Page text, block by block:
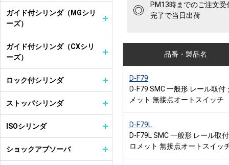
◎
PM13時までのご注文受
完了で当日出荷
品番・製品名
D-F79
D-F79 SMC 一般形 レール取付
メット 無接点オートスイッチ
D-F79L
D-F79L SMC 一般形 レール取
ロメット 無接点オートスイッ
ガイド付シリンダ（MGシリ
ーズ）
ガイド付シリンダ（CXシリ
ーズ）
ロック付シリンダ
ストッパシリンダ
ISOシリンダ
ショックアブソーバ